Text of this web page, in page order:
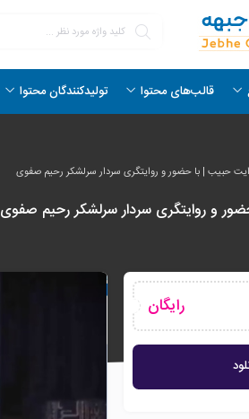
قالب‌های محتوا تولیدکنندگان محتوا
حبیب | با حضور و روایتگری سردار سرلشکر رحیم صفوی
و روایتگری سردار سرلشکر رحیم صفوی
رایگان